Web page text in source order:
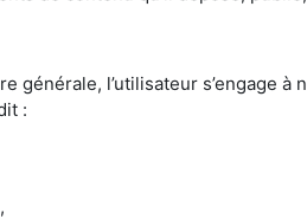
l’utilisateur s’engage à
: